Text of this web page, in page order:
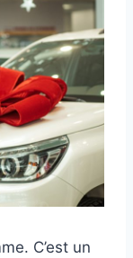
C’est un